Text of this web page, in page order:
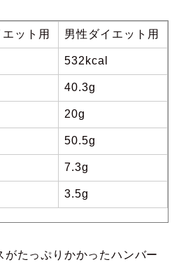
ット用 男性ダイエット用
532kcal
40.3g
20g
50.5g
7.3g
3.5g
がたっぷりかかったハンバー